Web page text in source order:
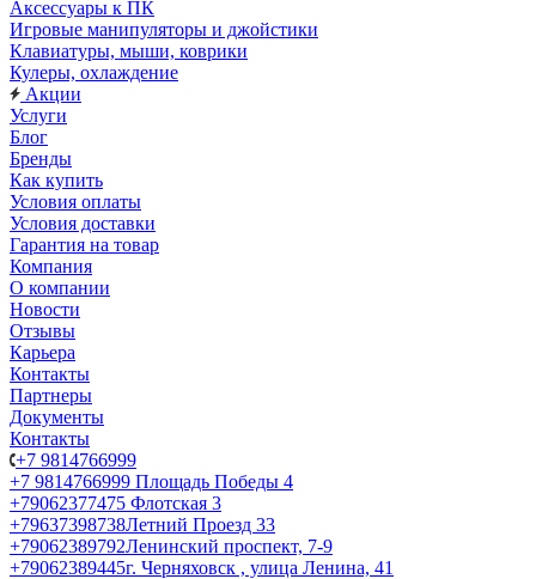
Аксессуары к ПК
Игровые манипуляторы и джойстики
Клавиатуры, мыши, коврики
Кулеры, охлаждение
Акции
Услуги
Блог
Бренды
Как купить
Условия оплаты
Условия доставки
Гарантия на товар
Компания
О компании
Новости
Отзывы
Карьера
Контакты
Партнеры
Документы
Контакты
+7 9814766999
+7 9814766999 Площадь Победы 4
+79062377475 Флотская 3
+79637398738Летний Проезд 33
+79062389792Ленинский проспект, 7-9
+79062389445г. Черняховск , улица Ленина, 41